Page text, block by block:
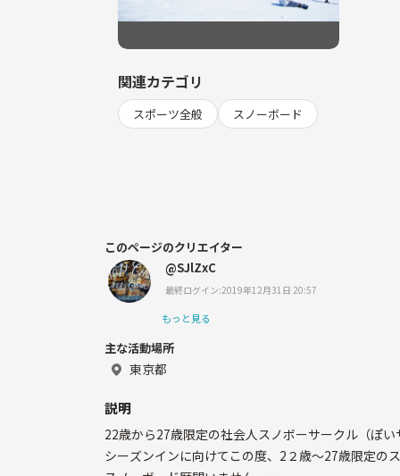
関連カテゴリ
スポーツ全般 スノーボード
このページのクリエイター
@SJlZxC
最終ログイン:2019年12月31日 20:57
もっと見る
主な活動場所
東京都
説明
22歳から27歳限定の社会人スノボーサークル（ぽ
シーズンインに向けてこの度、2２歳～27歳限定の